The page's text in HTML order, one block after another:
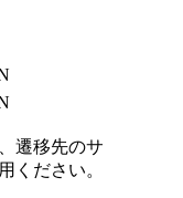
遷移先のサ
ください。